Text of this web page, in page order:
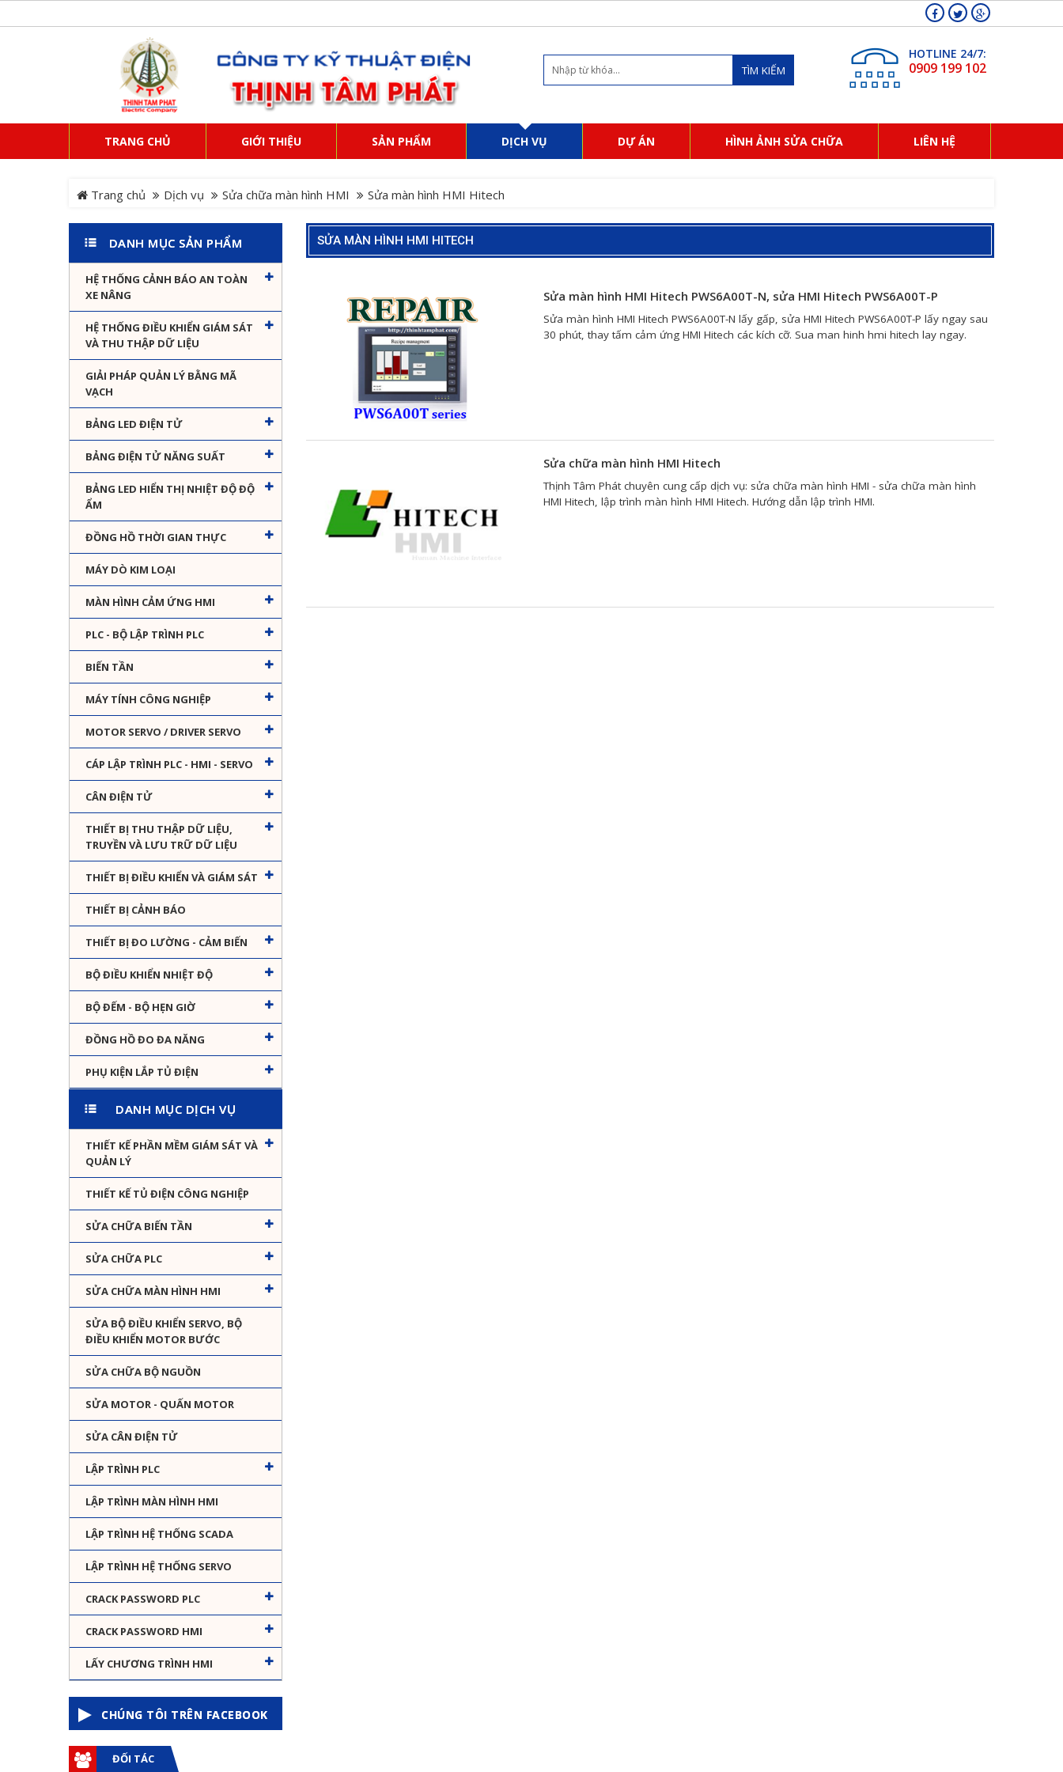
TÌM KIẾM
HOTLINE 24/7:
0909 199 102
TRANG CHỦ GIỚI THIỆU SẢN PHẨM DỊCH VỤ DỰ ÁN HÌNH ẢNH SỬA CHỮA LIÊN HỆ
Trang chủ Dịch vụ Sửa chữa màn hình HMI Sửa màn hình HMI Hitech
DANH MỤC SẢN PHẨM
HỆ THỐNG CẢNH BÁO AN TOÀN
XE NÂNG
HỆ THỐNG ĐIỀU KHIỂN GIÁM SÁT
VÀ THU THẬP DỮ LIỆU
GIẢI PHÁP QUẢN LÝ BẰNG MÃ
VẠCH
BẢNG LED ĐIỆN TỬ
BẢNG ĐIỆN TỬ NĂNG SUẤT
BẢNG LED HIỂN THỊ NHIỆT ĐỘ ĐỘ
ẨM
ĐỒNG HỒ THỜI GIAN THỰC
MÁY DÒ KIM LOẠI
MÀN HÌNH CẢM ỨNG HMI
PLC - BỘ LẬP TRÌNH PLC
BIẾN TẦN
MÁY TÍNH CÔNG NGHIỆP
MOTOR SERVO / DRIVER SERVO
CÁP LẬP TRÌNH PLC - HMI - SERVO
CÂN ĐIỆN TỬ
THIẾT BỊ THU THẬP DỮ LIỆU,
TRUYỀN VÀ LƯU TRỮ DỮ LIỆU
THIẾT BỊ ĐIỀU KHIỂN VÀ GIÁM SÁT
THIẾT BỊ CẢNH BÁO
THIẾT BỊ ĐO LƯỜNG - CẢM BIẾN
BỘ ĐIỀU KHIỂN NHIỆT ĐỘ
BỘ ĐẾM - BỘ HẸN GIỜ
ĐỒNG HỒ ĐO ĐA NĂNG
PHỤ KIỆN LẮP TỦ ĐIỆN
DANH MỤC DỊCH VỤ
THIẾT KẾ PHẦN MỀM GIÁM SÁT VÀ
QUẢN LÝ
THIẾT KẾ TỦ ĐIỆN CÔNG NGHIỆP
SỬA CHỮA BIẾN TẦN
SỬA CHỮA PLC
SỬA CHỮA MÀN HÌNH HMI
SỬA BỘ ĐIỀU KHIỂN SERVO, BỘ
ĐIỀU KHIỂN MOTOR BƯỚC
SỬA CHỮA BỘ NGUỒN
SỬA MOTOR - QUẤN MOTOR
SỬA CÂN ĐIỆN TỬ
LẬP TRÌNH PLC
LẬP TRÌNH MÀN HÌNH HMI
LẬP TRÌNH HỆ THỐNG SCADA
LẬP TRÌNH HỆ THỐNG SERVO
CRACK PASSWORD PLC
CRACK PASSWORD HMI
LẤY CHƯƠNG TRÌNH HMI
CHÚNG TÔI TRÊN FACEBOOK
SỬA MÀN HÌNH HMI HITECH
Sửa màn hình HMI Hitech PWS6A00T-N, sửa HMI Hitech PWS6A00T-P
Sửa màn hình HMI Hitech PWS6A00T-N lấy gấp, sửa HMI Hitech PWS6A00T-P lấy ngay sau
30 phút, thay tấm cảm ứng HMI Hitech các kích cỡ. Sua man hinh hmi hitech lay ngay.
Sửa chữa màn hình HMI Hitech
Thịnh Tâm Phát chuyên cung cấp dịch vụ: sửa chữa màn hình HMI - sửa chữa màn hình
HMI Hitech, lập trình màn hình HMI Hitech. Hướng dẫn lập trình HMI.
ĐỐI TÁC